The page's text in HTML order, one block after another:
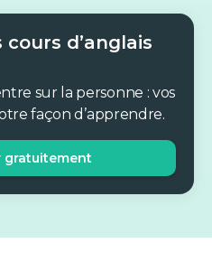
d’anglais
sur la personne : vos
façon d’apprendre.
gratuitement